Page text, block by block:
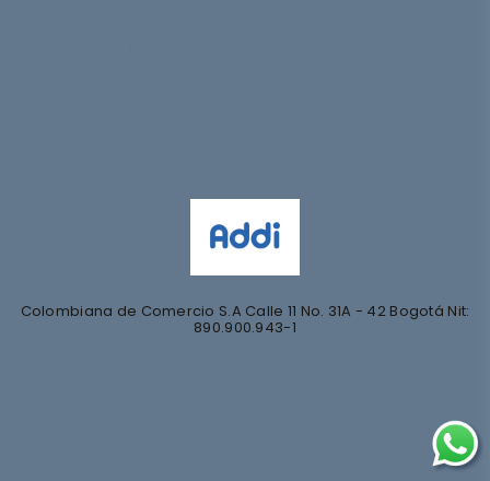
Colombiana de Comercio S.A Calle 11 No. 31A - 42 Bogotá Nit:
890.900.943-1